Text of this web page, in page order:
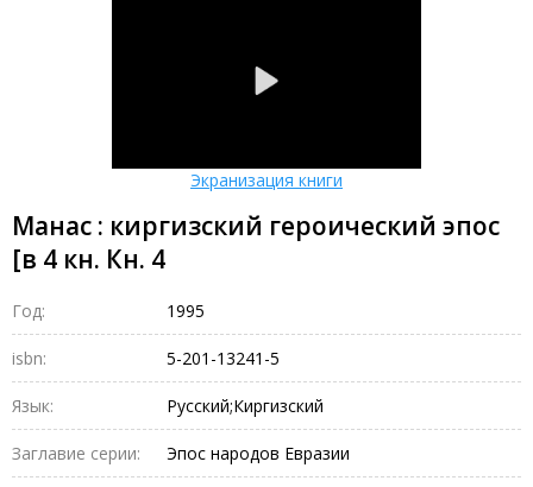
Экранизация книги
Манас : киргизский героический эпос
[в 4 кн. Кн. 4
Год: 1995
isbn: 5-201-13241-5
Язык: Русский;Киргизский
Заглавие серии: Эпос народов Евразии